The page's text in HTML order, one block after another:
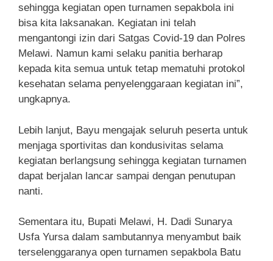
sehingga kegiatan open turnamen sepakbola ini
bisa kita laksanakan. Kegiatan ini telah
mengantongi izin dari Satgas Covid-19 dan Polres
Melawi. Namun kami selaku panitia berharap
kepada kita semua untuk tetap mematuhi protokol
kesehatan selama penyelenggaraan kegiatan ini”,
ungkapnya.
Lebih lanjut, Bayu mengajak seluruh peserta untuk
menjaga sportivitas dan kondusivitas selama
kegiatan berlangsung sehingga kegiatan turnamen
dapat berjalan lancar sampai dengan penutupan
nanti.
Sementara itu, Bupati Melawi, H. Dadi Sunarya
Usfa Yursa dalam sambutannya menyambut baik
terselenggaranya open turnamen sepakbola Batu